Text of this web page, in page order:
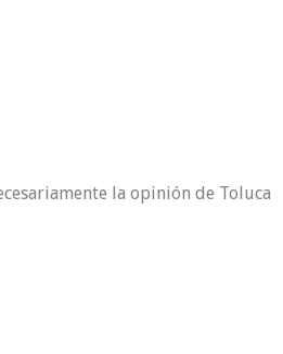
la opinión de Toluca